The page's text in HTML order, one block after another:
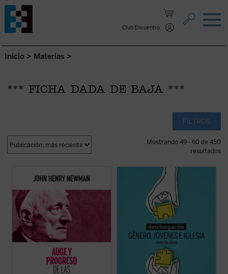
Club Encuentro
Saltar al contenido.
Inicio > Materias >
*** FICHA DADA DE BAJA ***
FILTROS
Mostrando 49 - 60 de 450
resultados
Hábilmente escrito y muy diáfano, el libro
presenta, acompañado de las notas de los
una invitación a la reflexión sobre el ser y
misión de la universidad que no olvide las
raíces que la sustentan.... (ver ficha)
Alrededor del género se ha abierto una
enorme brecha que separa a padres e
hijos, nietos y abuelos. No hay quien se
entienda y se escuche. En las familias es
motivo de disputa, los hijos no se sienten
acogidos y los padres se frustran ante
(ver ficha)